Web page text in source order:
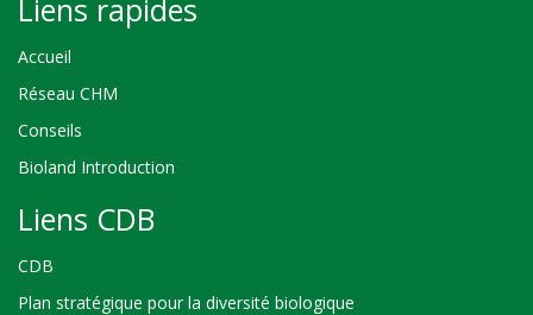
Liens rapides
Accueil
Réseau CHM
Conseils
Bioland Introduction
Liens CDB
CDB
Plan stratégique pour la diversité biologique